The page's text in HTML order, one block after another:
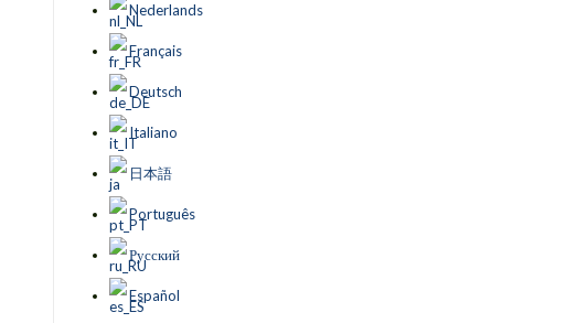
Nederlands
Français
Deutsch
Italiano
日本語
Português
Русский
Español